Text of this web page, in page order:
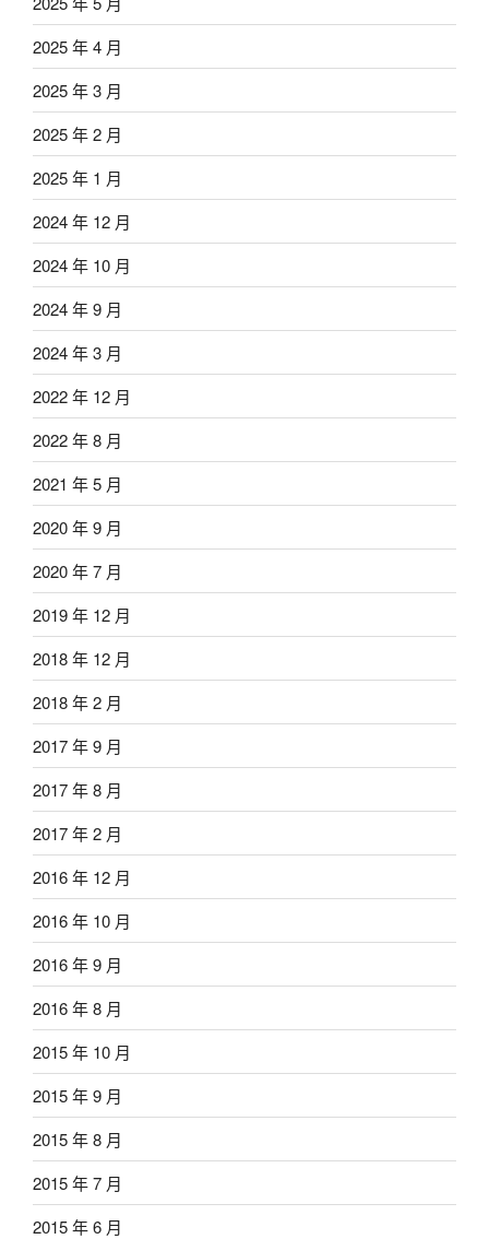
2025 年 4 月
2025 年 3 月
2025 年 2 月
2025 年 1 月
2024 年 12 月
2024 年 10 月
2024 年 9 月
2024 年 3 月
2022 年 12 月
2022 年 8 月
2021 年 5 月
2020 年 9 月
2020 年 7 月
2019 年 12 月
2018 年 12 月
2018 年 2 月
2017 年 9 月
2017 年 8 月
2017 年 2 月
2016 年 12 月
2016 年 10 月
2016 年 9 月
2016 年 8 月
2015 年 10 月
2015 年 9 月
2015 年 8 月
2015 年 7 月
2015 年 6 月